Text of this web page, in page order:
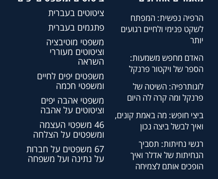
הרפיה נפשית: המפתח
לשקט פנימי ולחיים רגועים
יותר
האדם מחפש משמעות:
הספר של ויקטור פרנקל
לוגותרפיה: השיטה של
פרנקל ומה קרה לה היום
ביצי חופש: מה באמת קונים,
ואיך לבשל ביצה נכון
רגשי נחיתות: תסביך
הנחיתות של אדלר ואיך
הופכים אותם לצמיחה
ציטוטים בעברית
פתגמים בעברית
משפטי מוטיבציה
וציטוטים מעוררי
השראה
משפטים יפים לחיים
ומשפטי חכמה
משפטי אהבה יפים
וציטוטים על אהבה
46 משפטי העצמה
ומשפטים על הצלחה
67 משפטים על חברות
על נתינה ועל משפחה